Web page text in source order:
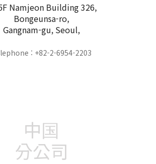
Namjeon Building 326,
Bongeunsa-ro,
Gangnam-gu, Seoul,
: +82-2-6954-2203
中国
分公司